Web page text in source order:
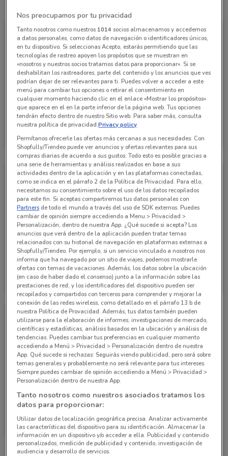
Grupo Financiero Inbursa
Caduca el 15/10
Grupo Financiero Inbursa
1 km
1 km
Nos preocupamos por tu privacidad
Tanto nosotros como nuestros 1014socios almacenamos y accedemos
a datos personales, como datos de navegación o identificadores únicos,
en tu dispositivo. Si seleccionas Acepto, estarás permitiendo que las
tecnologías de rastreo apoyen los propósitos que se muestran en
«nosotros y nuestros socios tratamos datos para proporcionar». Si se
deshabilitan los rastreadores, parte del contenido y los anuncios que ves
podrían dejar de ser relevantes para ti. Puedes volver a acceder a este
menú para cambiar tus opciones o retirar el consentimiento en
cualquier momento haciendo clic en el enlace «Mostrar los propósitos»
que aparece en el en la parte inferior de la página web. Tus opciones
tendrán efecto dentro de nuestro Sitio web. Para saber más, consulta
nuestra política de privacidad.Privacy policy
Permítanos ofrecerle las ofertas más cercanas a sus necesidades: Con
Shopfully/Tiendeo puede ver anuncios y ofertas relevantes para sus
compras diarias de acuerdo a sus gustos. Todo esto es posible gracias a
una serie de herramientas y análisis realizados en base a sus
actividades dentro de la aplicación y en las plataformas conectadas,
como se indica en el párrafo 2 de la Política de Privacidad. Para ello,
necesitamos su consentimiento sobre el uso de los datos recopilados
para este fin. Si aceptas compartiremos tus datos personales con
Partners de todo el mundo a través del uso de SDK externos. Puedes
cambiar de opinión siempre accediendo a Menu > Privacidad >
Personalización, dentro de nuestra App. ¿Qué sucede si acepta? Los
anuncios que verá dentro de la aplicación pueden tratar temas
relacionados con su historial de navegación en plataformas externas a
Shopfully/Tiendeo. Por ejemplo, si un servicio vinculado a nosotros nos
informa que ha navegado por un sitio de viajes, podemos mostrarle
ofertas con temas de vacaciones. Además, los datos sobre la ubicación
(en caso de haber dado el consenso) junto a la información sobre las
prestaciones de red, y los identificadores del dispositivo pueden ser
recopilados y compartidos con terceros para comprender y mejorar la
conexión de las redes wireless, como detallado en el párrafo 13.b de
nuestra Política de Provacidad. Además, tus datos también pueden
utilizarse para la elaboración de informes, investigaciones de mercado,
científicas y estadísticas, análisis basados en la ubicación y análisis de
tendencias. Puedes cambiar tus preferencias en cualquier momento
accediendo a Menú > Privacidad > Personalización dentro de nuestra
App. Qué sucede si rechazas: Seguirás viendo publicidad, pero será sobre
temas generales y probablemente no será relevante para tus intereses.
Siempre puedes cambiar de opinión accediendo a Menú > Privacidad >
Personalización dentro de nuestra App.
Tanto nosotros como nuestros asociados tratamos los
datos para proporcionar:
Utilizar datos de localización geográfica precisa. Analizar activamente
las características del dispositivo para su identificación. Almacenar la
información en un dispositivo y/o acceder a ella. Publicidad y contenido
personalizados, medición de publicidad y contenido, investigación de
audiencia y desarrollo de servicios.